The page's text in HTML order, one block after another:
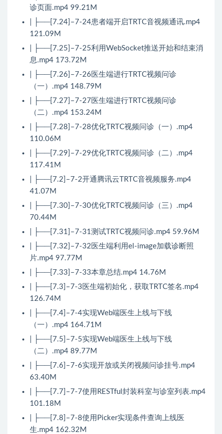
诊页面.mp4 99.21M
| ├──[7.24]–7-24患者端开启TRTC音视频通讯.mp4
121.09M
| ├──[7.25]–7-25利用WebSocket推送开始和结束消
息.mp4 173.72M
| ├──[7.26]–7-26医生端进行TRTC视频问诊
（一）.mp4 148.79M
| ├──[7.27]–7-27医生端进行TRTC视频问诊
（二）.mp4 153.24M
| ├──[7.28]–7-28优化TRTC视频问诊（一）.mp4
110.06M
| ├──[7.29]–7-29优化TRTC视频问诊（二）.mp4
117.41M
| ├──[7.2]–7-2开通腾讯云TRTC音视频服务.mp4
41.07M
| ├──[7.30]–7-30优化TRTC视频问诊（三）.mp4
70.44M
| ├──[7.31]–7-31测试TRTC视频问诊.mp4 59.96M
| ├──[7.32]–7-32医生端利用el-image加载诊断照
片.mp4 97.77M
| ├──[7.33]–7-33本章总结.mp4 14.76M
| ├──[7.3]–7-3医生端初始化，获取TRTC签名.mp4
126.74M
| ├──[7.4]–7-4实现Web端医生上线与下线
（一）.mp4 164.71M
| ├──[7.5]–7-5实现Web端医生上线与下线
（二）.mp4 89.77M
| ├──[7.6]–7-6实现开放或关闭视频问诊挂号.mp4
63.40M
| ├──[7.7]–7-7使用RESTful封装科室与诊室列表.mp4
101.18M
| ├──[7.8]–7-8使用Picker实现条件查询上线医
生.mp4 162.32M